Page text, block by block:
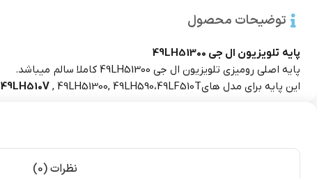
توضیحات محصول
پایه تلویزیون ال جی 49LH51300
پایه اصلی رومیزی تلویزیون ال جی 49LH51300 کاملا سالم میباشد.
این پایه برای مدل های49LK5100 ,
49LH510V , 49LH51300, 49LH590،49LF510Tهم قابل استفاده هست.
نظرات (0)